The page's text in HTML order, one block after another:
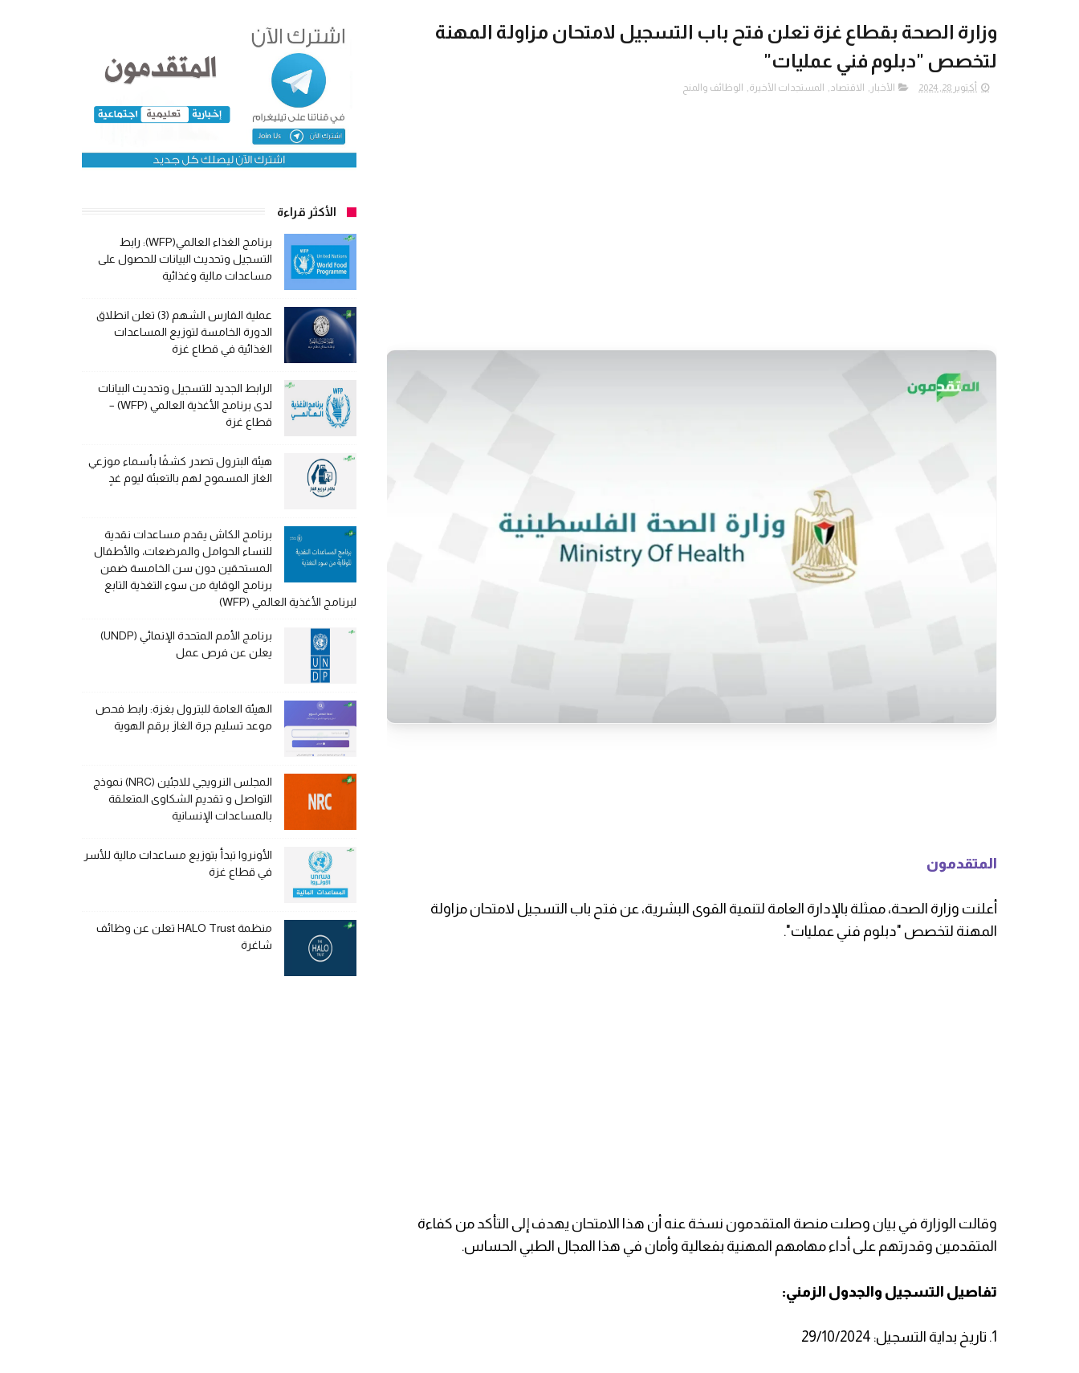
وزارة الصحة بقطاع غزة تعلن فتح باب التسجيل لامتحان مزاولة المهنة
لتخصص "دبلوم فني عمليات"
أكتوبر 28, 2024 الأخبار , الاقتصاد, المستجدات الأخيرة, الوظائف والمنح
المتقدمون
أعلنت وزارة الصحة، ممثلة بالإدارة العامة لتنمية القوى البشرية، عن فتح باب التسجيل لامتحان مزاولة
المهنة لتخصص "دبلوم فني عمليات".
وقالت الوزارة في بيان وصلت منصة المتقدمون نسخة عنه أن هذا الامتحان يهدف إلى التأكد من كفاءة
المتقدمين وقدرتهم على أداء مهامهم المهنية بفعالية وأمان في هذا المجال الطبي الحساس.
تفاصيل التسجيل والجدول الزمني:
1. تاريخ بداية التسجيل: 29/10/2024
الأكثر قراءة
برنامج الغذاء العالمي(WFP): رابط
التسجيل وتحديث البيانات للحصول على
مساعدات مالية وغذائية
عملية الفارس الشهم (3) تعلن انطلاق
الدورة الخامسة لتوزيع المساعدات
الغذائية في قطاع غزة
الرابط الجديد للتسجيل وتحديث البيانات
لدى برنامج الأغذية العالمي (WFP) –
قطاع غزة
هيئة البترول تصدر كشفًا بأسماء موزعي
الغاز المسموح لهم بالتعبئة ليوم غدٍ
برنامج الكاش يقدم مساعدات نقدية
للنساء الحوامل والمرضعات، والأطفال
المستحقين دون سن الخامسة ضمن
برنامج الوقاية من سوء التغذية التابع
لبرنامج الأغذية العالمي (WFP)
برنامج الأمم المتحدة الإنمائي (UNDP)
يعلن عن فرص عمل
الهيئة العامة للبترول بغزة: رابط فحص
موعد تسليم جرة الغاز برقم الهوية
المجلس النرويجي للاجئين (NRC) نموذج
التواصل و تقديم الشكاوى المتعلقة
بالمساعدات الإنسانية
الأونروا تبدأ بتوزيع مساعدات مالية للأسر
في قطاع غزة
منظمة HALO Trust تعلن عن وظائف
شاغرة